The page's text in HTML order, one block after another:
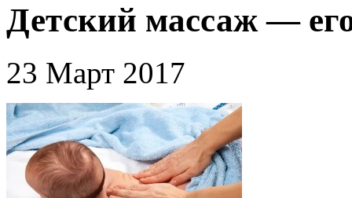
Детский массаж —
23 Март 2017